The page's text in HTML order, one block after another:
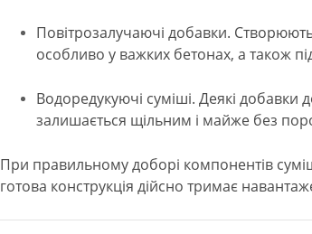
Повітрозалучаючі добавки.
особливо у важких бетонах, а також
Водоредукуючі суміші. Деякі добавки
залишається щільним і майже без
При правильному доборі компонентів
готова конструкція дійсно тримає